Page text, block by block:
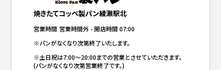
焼きたてコッペ製パン綾瀬駅北
営業時間 営業時間外 - 開店時間 07:00
※パンがなくなり次第終了いたします。
※土日祝は7:00～20:00までの営業とさせていただきます。
(パンがなくなり次第営業終了です。)